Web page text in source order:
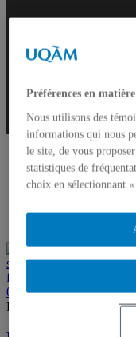
0
Par Marilou Lemire
Préférences en
Nous utilisons des
informations qui nous
le site, de vous
statistiques de
choix en sélectionnant «